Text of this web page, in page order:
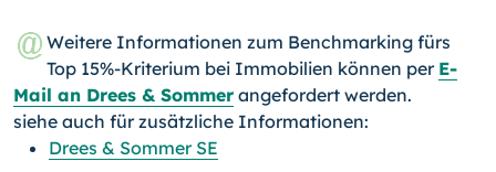
Weitere Informationen zum Benchmarking fürs
Top 15%-Kriterium bei Immobilien können per E-
Mail an Drees & Sommer angefordert werden.
siehe auch für zusätzliche Informationen:
Drees & Sommer SE